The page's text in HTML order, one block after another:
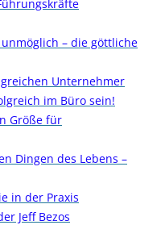
– die göttliche
Unternehmer
im Büro sein!
Größe für
Dingen des Lebens –
in der Praxis
Jeff Bezos